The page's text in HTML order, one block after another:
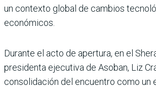
un contexto global de cambios
económicos.
Durante el acto de apertura, en el
presidenta ejecutiva de Asoban, Liz
consolidación del encuentro como un